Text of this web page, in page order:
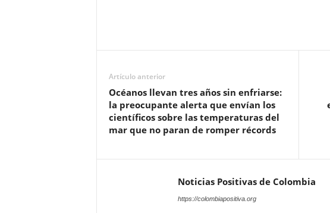
Artículo anterior
Océanos llevan tres años sin enfriarse:
la preocupante alerta que envían los
científicos sobre las temperaturas del
mar que no paran de romper récords
Noticias Positivas de Colombia
https://colombiapositiva.org